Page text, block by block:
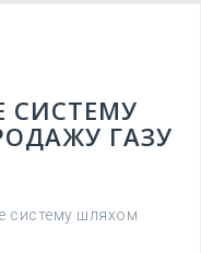
СИСТЕМУ
ГАЗУ
систему шляхом